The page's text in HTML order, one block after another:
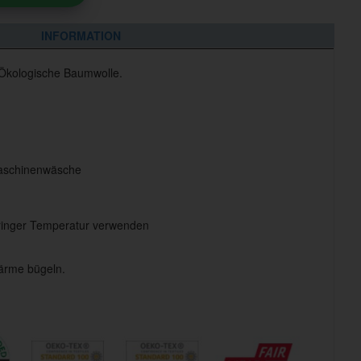
INFORMATION
Baumwolle.
Temperatur verwenden
bügeln.